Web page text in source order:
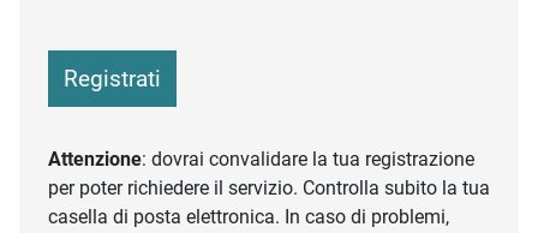
Registrati
Attenzione: dovrai convalidare la tua registrazione
per poter richiedere il servizio. Controlla subito la tua
casella di posta elettronica. In caso di problemi,